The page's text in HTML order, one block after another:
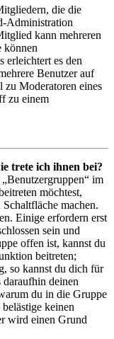
die die
Administration
kann mehreren
können
erleichtert es den
Benutzer auf
zu Moderatoren eines
zu einem
trete ich ihnen bei?
im
möchtest,
machen.
Einige erfordern erst
sein und
offen ist, kannst du
beitreten;
so kannst du dich für
deinen
du in die Gruppe
keinen
wird einen Grund